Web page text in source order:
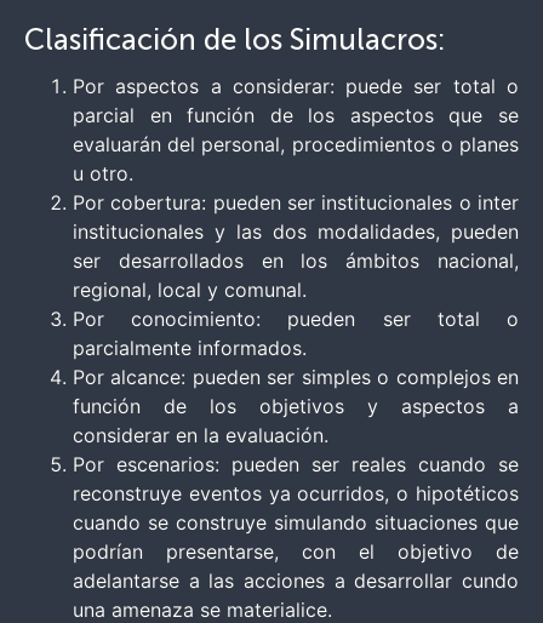
Clasificación de los Simulacros:
Por aspectos a considerar: puede ser total o
parcial en función de los aspectos que se
evaluarán del personal, procedimientos o planes
u otro.
Por cobertura: pueden ser institucionales o inter
institucionales y las dos modalidades, pueden
ser desarrollados en los ámbitos nacional,
regional, local y comunal.
Por conocimiento: pueden ser total o
parcialmente informados.
Por alcance: pueden ser simples o complejos en
función de los objetivos y aspectos a
considerar en la evaluación.
Por escenarios: pueden ser reales cuando se
reconstruye eventos ya ocurridos, o hipotéticos
cuando se construye simulando situaciones que
podrían presentarse, con el objetivo de
adelantarse a las acciones a desarrollar cundo
una amenaza se materialice.